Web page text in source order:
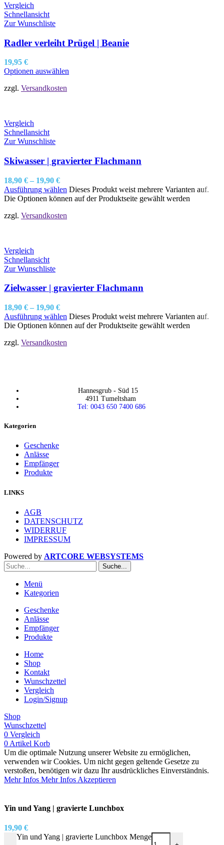
Vergleich
Schnellansicht
Zur Wunschliste
Radler verleiht Prügel | Beanie
19,95 €
Optionen auswählen
zzgl. Versandkosten
Vergleich
Schnellansicht
Zur Wunschliste
Skiwasser | gravierter Flachmann
18,90 € – 19,90 €
Ausführung wählen Dieses Produkt weist mehrere Varianten auf.
Die Optionen können auf der Produktseite gewählt werden
zzgl. Versandkosten
Vergleich
Schnellansicht
Zur Wunschliste
Zielwasser | gravierter Flachmann
18,90 € – 19,90 €
Ausführung wählen Dieses Produkt weist mehrere Varianten auf.
Die Optionen können auf der Produktseite gewählt werden
zzgl. Versandkosten
Hannesgrub - Süd 15
4911 Tumeltsham
Tel: 0043 650 7400 686
Kategorien
Geschenke
Anlässe
Empfänger
Produkte
LINKS
AGB
DATENSCHUTZ
WIDERRUF
IMPRESSUM
Powered by ARTCORE WEBSYSTEMS
Suche...
Menü
Kategorien
Geschenke
Anlässe
Empfänger
Produkte
Home
Shop
Kontakt
Wunschzettel
Vergleich
Login/Signup
Shop
Wunschzettel
0 Vergleich
0 Artikel Korb
Um die optimale Nutzung unserer Website zu ermöglichen,
verwenden wir Cookies. Um nicht gegen geltende Gesetze zu
verstoßen, benötigen wir dazu Ihr ausdrückliches Einverständnis.
Mehr Infos Mehr Infos Akzeptieren
Yin und Yang | gravierte Lunchbox
19,90 €
Yin und Yang | gravierte Lunchbox Menge